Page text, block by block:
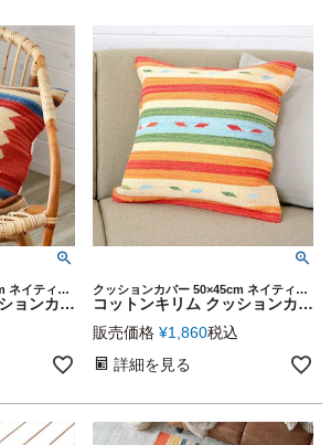
クッションカバー 45×45cm ネイティブ エスニック 民族
コットンキリム クッションカバー 45×45cm [Bタイプ] (31001)【生活雑貨のELEMENTS本店】
クッションカバー 50×45cm ネイティブ エスニック 民族
コットンキリム クッションカバー 50×45cm [Dタイプ] (31003)【生活雑貨のELEMENTS本店】
販売価格 ¥1,860税込
詳細を見る